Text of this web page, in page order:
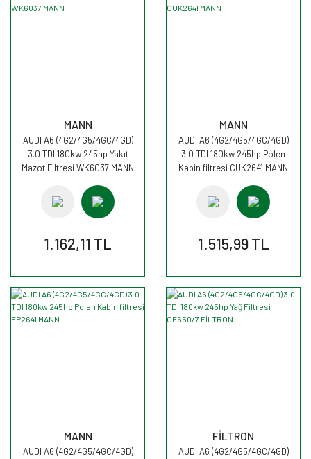
MANN
AUDI A6 (4G2/4G5/4GC/4GD)
3.0 TDI 180kw 245hp Yakıt
Mazot Filtresi WK6037 MANN
1.162,11 TL
MANN
AUDI A6 (4G2/4G5/4GC/4GD)
3.0 TDI 180kw 245hp Polen
Kabin filtresi CUK2641 MANN
1.515,99 TL
MANN
AUDI A6 (4G2/4G5/4GC/4GD)
FİLTRON
AUDI A6 (4G2/4G5/4GC/4GD)